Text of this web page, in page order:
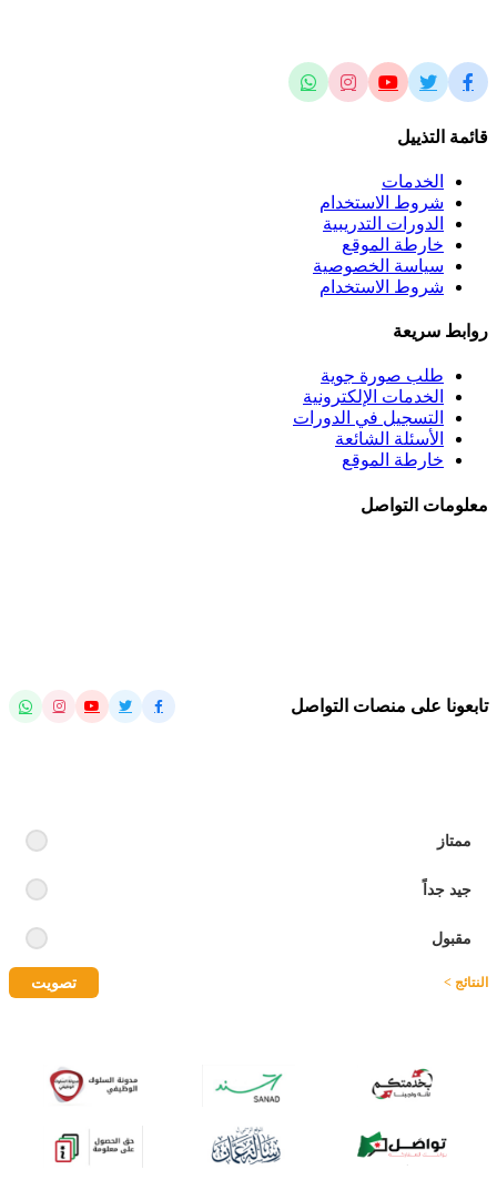
قائمة التذييل
الخدمات
شروط الاستخدام
الدورات التدريبية
خارطة الموقع
سياسة الخصوصية
شروط الاستخدام
روابط سريعة
طلب صورة جوية
الخدمات الإلكترونية
التسجيل في الدورات
الأسئلة الشائعة
خارطة الموقع
معلومات التواصل
تابعونا على منصات التواصل
ممتاز
جيد جداً
مقبول
تصويت النتائج >